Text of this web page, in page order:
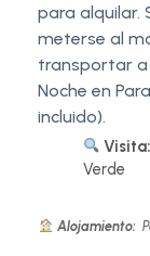
para alquilar.
meterse al
transportar a
Noche en
incluido).
Visita:
Verde
Alojamiento: